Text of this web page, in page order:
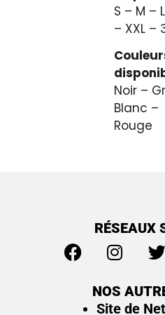
S – M –
– XXL –
Noir –
Blanc –
Rouge
RÉSEAUX
NOS
Site de